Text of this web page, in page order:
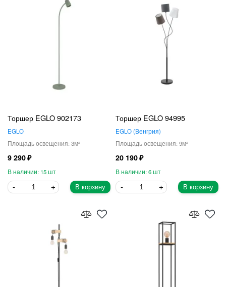
Торшер EGLO 902173
EGLO
3
9 290
15
В корзину
Торшер EGLO 94995
EGLO Венгрия
9
20 190
6
В корзину